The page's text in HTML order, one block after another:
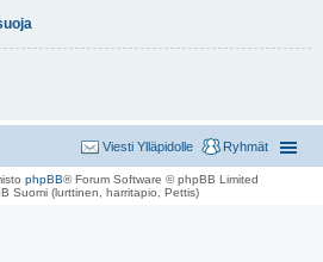
Ryhmät
Viesti Ylläpidolle
phpBB® Forum Software © phpBB Limited
Suomi (lurttinen, harritapio, Pettis)